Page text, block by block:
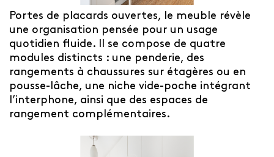
Portes de placards ouvertes, le meuble révèle
une organisation pensée pour un usage
quotidien fluide. Il se compose de quatre
modules distincts : une penderie, des
rangements à chaussures sur étagères ou en
pousse-lâche, une niche vide-poche intégrant
l’interphone, ainsi que des espaces de
rangement complémentaires.